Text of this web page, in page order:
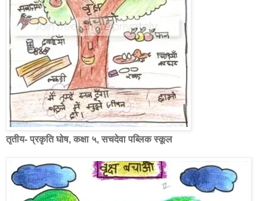
तृतीय- प्रकृति घोष, कक्षा ५, सचदेवा पब्लिक स्कूल